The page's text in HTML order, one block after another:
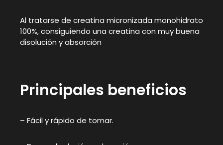
Al tratarse de creatina micronizada monohidrato
100%, consiguiendo una creatina con muy buena
disolución y absorción
Principales beneficios
– Fácil y rápido de tomar.